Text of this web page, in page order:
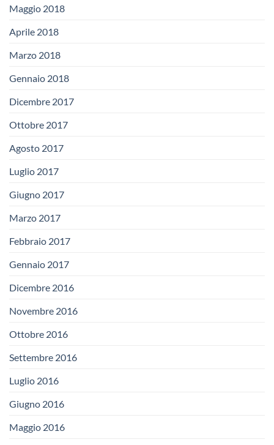
Maggio 2018
Aprile 2018
Marzo 2018
Gennaio 2018
Dicembre 2017
Ottobre 2017
Agosto 2017
Luglio 2017
Giugno 2017
Marzo 2017
Febbraio 2017
Gennaio 2017
Dicembre 2016
Novembre 2016
Ottobre 2016
Settembre 2016
Luglio 2016
Giugno 2016
Maggio 2016